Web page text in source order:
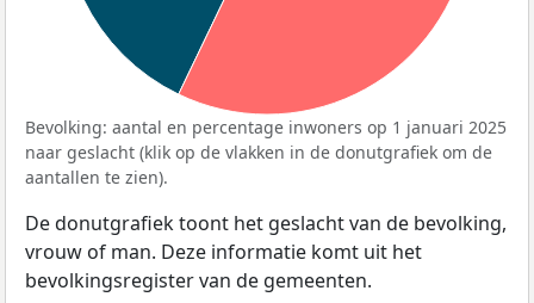
Bevolking: aantal en percentage inwoners op 1 januari 2025
naar geslacht (klik op de vlakken in de donutgrafiek om de
aantallen te zien).
De donutgrafiek toont het geslacht van de bevolking,
vrouw of man. Deze informatie komt uit het
bevolkingsregister van de gemeenten.